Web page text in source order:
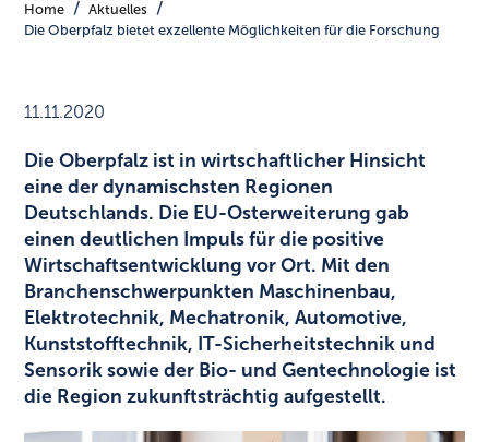
Home
Aktuelles
Die Oberpfalz bietet exzellente Möglichkeiten für die Forschung
11.11.2020
Die Oberpfalz ist in wirtschaftlicher Hinsicht
eine der dynamischsten Regionen
Deutschlands. Die EU-Osterweiterung gab
einen deutlichen Impuls für die positive
Wirtschaftsentwicklung vor Ort. Mit den
Branchenschwerpunkten Maschinenbau,
Elektrotechnik, Mechatronik, Automotive,
Kunststofftechnik, IT-Sicherheitstechnik und
Sensorik sowie der Bio- und Gentechnologie ist
die Region zukunftsträchtig aufgestellt.